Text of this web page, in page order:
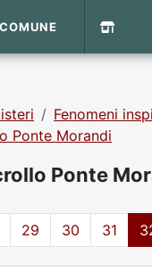
Fenomeni
Ponte Morandi
Ponte
29 30 31